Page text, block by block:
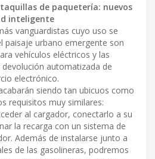
de paquetería: nuevos
inteligente
vanguardistas cuyo uso se
paisaje urbano emergente son
vehículos eléctricos y las
automatizada de
electrónico.
siendo tan ubicuos como
requisitos muy similares:
al cargador, conectarlo a su
la recarga con un sistema de
Además de instalarse junto a
de las gasolineras, podremos